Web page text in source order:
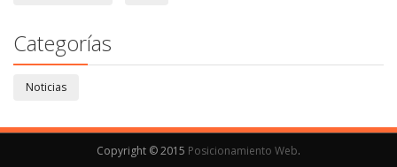
Categorías
Noticias
Copyright © 2015 Posicionamiento Web.